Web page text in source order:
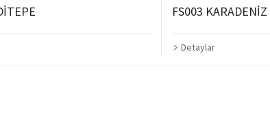
FS003
Detaylar